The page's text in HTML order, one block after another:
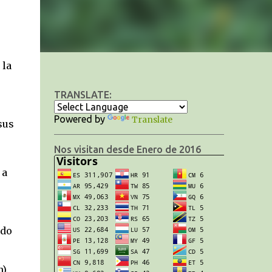
la
TRANSLATE:
Powered by Translate
Nos visitan desde Enero de 2016